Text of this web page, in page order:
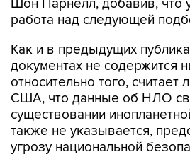
Как и в предыдущих
относительно того, считает
США, что данные об НЛО
существовании
также не указывается,
угрозу национальной
В Пентагоне подчеркивают,